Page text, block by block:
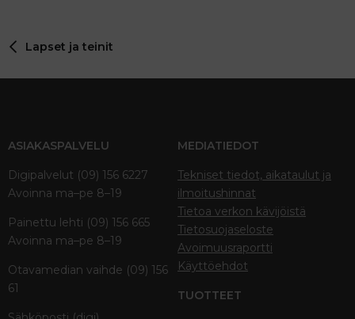
Lapset ja teinit
ASIAKASPALVELU
Digipalvelut (09) 156 6227
Avoinna ma–pe 8–19
Painettu lehti (09) 156 665
Avoinna ma–pe 8–19
Otavamedian vaihde (09) 156
61
MEDIATIEDOT
Tekniset tiedot, aikataulut ja
ilmoitushinnat
Tietoa verkon kävijöistä
Tietosuojaseloste
Avoimuusraportti
Käyttöehdot
TUOTTEET